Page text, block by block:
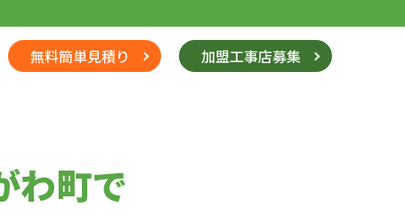
無料簡単見積り 加盟工事店募集
わ町で